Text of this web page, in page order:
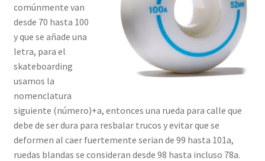
comúnmente van
desde 70 hasta 100
y que se añade una
letra, para el
skateboarding
usamos la
nomenclatura
siguiente (número)+a, entonces una rueda para calle que
debe de ser dura para resbalar trucos y evitar que se
deformen al caer fuertemente serian de 99 hasta 101a,
ruedas blandas se consideran desde 98 hasta incluso 78a.